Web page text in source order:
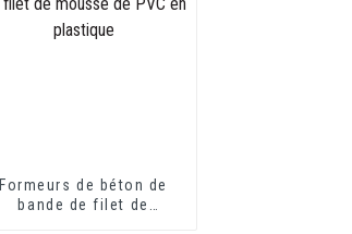
Formeurs de béton de
bande de filet de